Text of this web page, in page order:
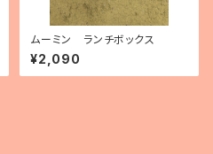
ムーミン ランチボックス
¥2,090